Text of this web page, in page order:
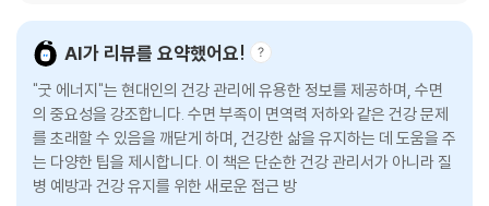
도록 이끄는 보이지 않는 손 노릇을 하는 것이 확실했다.
--- 「‘건강’하던 어머니의 갑작스러운 죽음」 중에서
세라와 같은 환자들의 몸에 염증이 발생하는 원인을 수년간 연구하여 찾은
답은 놀라울 정도로 간단했다. 많은 경우 만성 염증은 나쁜 에너지 대사 때
문에 지속적으로 힘이 부족하여 위협을 느끼는 신체의 세포들이 보이는 반
응이다. 면역세포가 위험에 처한 신체 부위로 달려가 염증이 발생한다.
질병 없는 몸을 위한 혁신적인 4주 플랜
저자는 “우리는 ‘질병을 나이 들면 어쩔 수 없이 생기는 것’이라는 문화에
갇혀 있다”고 말한다. 그리고 이 문화 속에서 놓치는 것이 있다고 강조한
다. 바로 신진대사 장애, 즉 에너지를 만드는 능력 자체의 붕괴다. 뇌의 세
포가 에너지를 제대로 만들지 못하면 우울증이나 치매가, 심장 세포에서
신호들이 사실은 하나의 커다란 흐름에서 비롯된 것임을 깨닫게 해주는 책
이다. 대사와 면역, 나아가 몸과 마음에 이르는 전인적 건강을 되찾고 싶은
분들에게 이 책이 귀하게 쓰이길 바란다.
- 최겸 ((다이어트 과학자), 《다이어트 사이언스 2022》 저자)
최적의 건강을 회복하고 유지하는 세계의 열쇠가 여기 있다.
- 데이비드 펄머터 (신경과 전문의, 뉴욕타임스 베스트셀러 1위 《그레인 브레인》 저
AI가 리뷰를 요약했어요!
"굿 에너지"는 현대인의 건강 관리에 유용한 정보를 제공하며, 수면
의 중요성을 강조합니다. 수면 부족이 면역력 저하와 같은 건강 문제
를 초래할 수 있음을 깨닫게 하며, 건강한 삶을 유지하는 데 도움을 주
는 다양한 팁을 제시합니다. 이 책은 단순한 건강 관리서가 아니라 질
병 예방과 건강 유지를 위한 새로운 접근 방식을 제시합니다.